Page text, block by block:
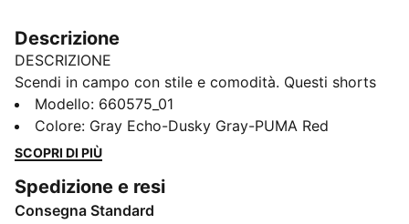
Descrizione
DESCRIZIONE
Scendi in campo con stile e comodità. Questi shorts
leggeri si muovono con te, allontanano il sudore e
tengono i tuoi oggetti essenziali a portata di mano
nelle tasche. Il design moderno con accenti di colore
l'allenamento o la partita. Dominate il gioco.
CARATTERISTICHE + VANTAGGI
Modello: 660575_01
Colore: Gray Echo-Dusky Gray-PUMA Red
SCOPRI DI PIÙ
Spedizione e resi
Consegna Standard